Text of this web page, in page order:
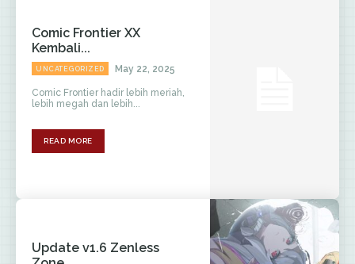
Comic Frontier XX
Kembali...
UNCATEGORIZED May 22, 2025
Comic Frontier hadir lebih meriah,
lebih megah dan lebih...
READ MORE
Update v1.6 Zenless